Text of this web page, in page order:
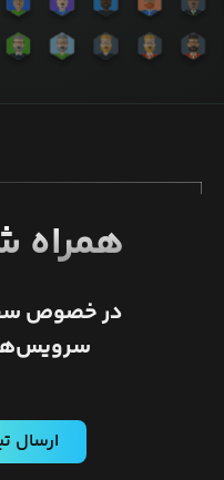
همراه
در خصوص
ارسال